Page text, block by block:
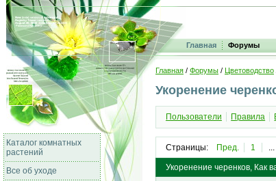
Главная Форумы
Каталог комнатных
растений
Все об уходе
Главная / Форумы / Цветоводство
Укоренение
Пользователи Правила
Страницы: Пред. 1 ...
Укоренение черенков, Как